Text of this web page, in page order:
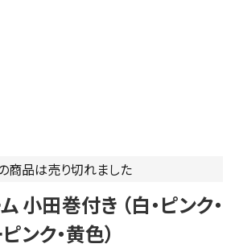
商品は売り切れました
小田巻付き （白・ピンク・
ンク・黄色）